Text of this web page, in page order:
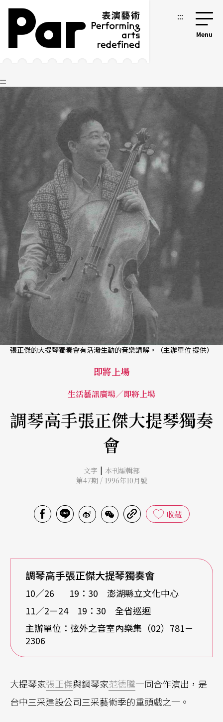
跳到主要內容區塊
網站導覽 :::
:::
張正傑的大提琴獨奏會有活潑生動的音樂講解。（主辦單位 提供）
即將上場
生活藝訊廣場／即將上場
調琴高手張正傑大提琴獨奏
會
文字 | 本刊編輯部
第47期 / 1996年10月號
收藏
調琴高手張正傑大提琴獨奏會
10／26 19：30 澎湖縣立文化中心
11／2－24 19：30 全省巡迴
主辦單位：弦外之音室內樂集（02）781－
2306
大提琴家張正傑與鋼琴家范德騰一同合作演出，是
台中三采建設公司三采藝術季的重頭戲之一。